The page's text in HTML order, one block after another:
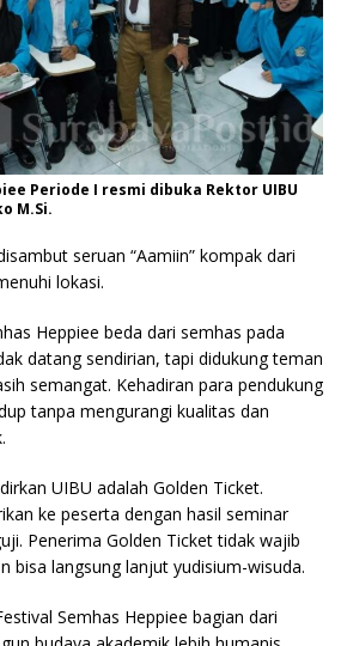
Periode I resmi dibuka Rektor UIBU
M.Si.
seruan “Aamiin” kompak dari
lokasi.
Heppiee beda dari semhas pada
datang sendirian, tapi didukung teman
semangat. Kehadiran para pendukung
tanpa mengurangi kualitas dan
UIBU adalah Golden Ticket.
ke peserta dengan hasil seminar
Penerima Golden Ticket tidak wajib
bisa langsung lanjut yudisium-wisuda.
Semhas Heppiee bagian dari